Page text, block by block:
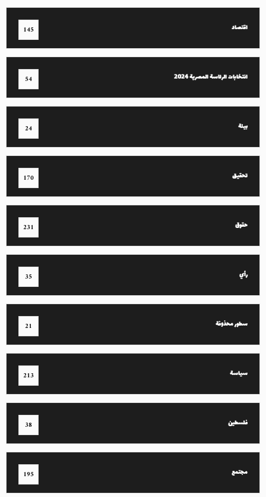
اقتصاد 145
انتخابات الرئاسة المصرية 2024 54
بيئة 24
تحقيق 170
حقوق 231
رأي 35
سطور محذوفة 21
سياسة 213
فلسطين 38
مجتمع 195